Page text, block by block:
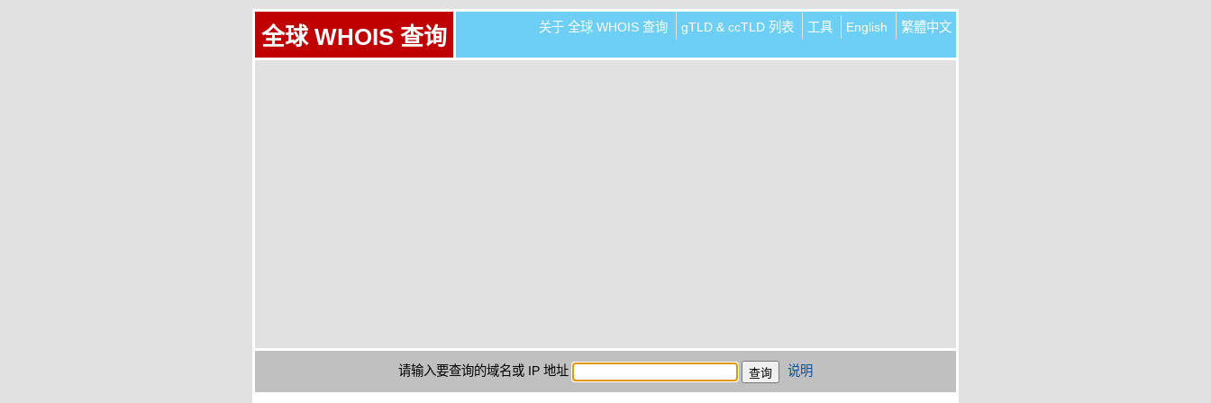
全球 WHOIS 查询 关于 全球 WHOIS 查询 gTLD & ccTLD 列表 工具 English 繁體中文
请输入要查询的域名或 IP 地址 说明